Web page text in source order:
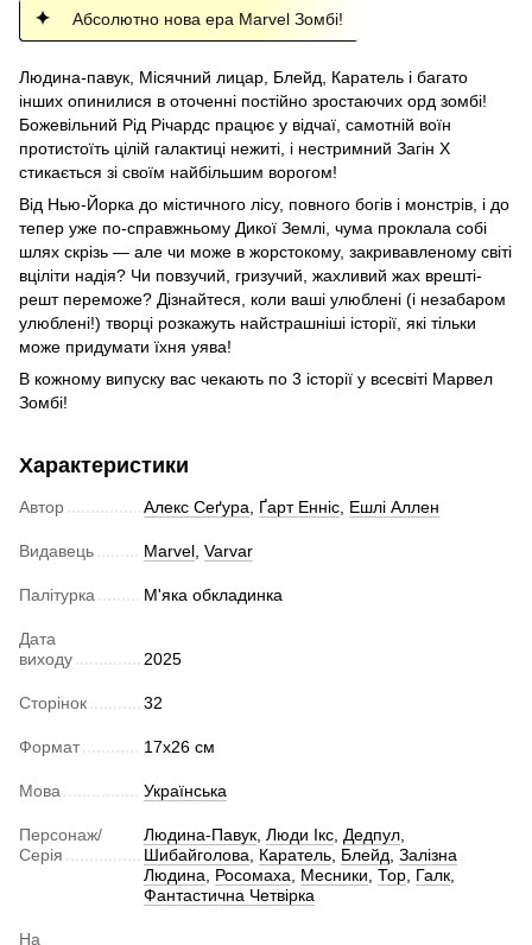
Абсолютно нова ера Marvel Зомбі!
Людина-павук, Місячний лицар, Блейд, Каратель і багато
інших опинилися в оточенні постійно зростаючих орд зомбі!
Божевільний Рід Річардс працює у відчаї, самотній воїн
протистоїть цілій галактиці нежиті, і нестримний Загін Х
стикається зі своїм найбільшим ворогом!
Від Нью-Йорка до містичного лісу, повного богів і монстрів, і до
тепер уже по-справжньому Дикої Землі, чума проклала собі
шлях скрізь — але чи може в жорстокому, закривавленому світі
вціліти надія? Чи повзучий, гризучий, жахливий жах врешті-
решт переможе? Дізнайтеся, коли ваші улюблені (і незабаром
улюблені!) творці розкажуть найстрашніші історії, які тільки
може придумати їхня уява!
В кожному випуску вас чекають по 3 історії у всесвіті Марвел
Зомбі!
Характеристики
Автор Алекс Сеґура, Ґарт Енніс, Ешлі Аллен
Видавець Marvel, Varvar
Палітурка М'яка обкладинка
Дата
виходу
2025
Сторінок 32
Формат 17x26 см
Мова Українська
Персонаж/
Серія
Людина-Павук, Люди Ікс, Дедпул,
Шибайголова, Каратель, Блейд, Залізна
Людина, Росомаха, Месники, Тор, Галк,
Фантастична Четвірка
На